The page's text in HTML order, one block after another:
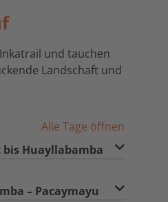
und tauchen
Landschaft und
Alle Tage öffnen
bis Huayllabamba
– Pacaymayu